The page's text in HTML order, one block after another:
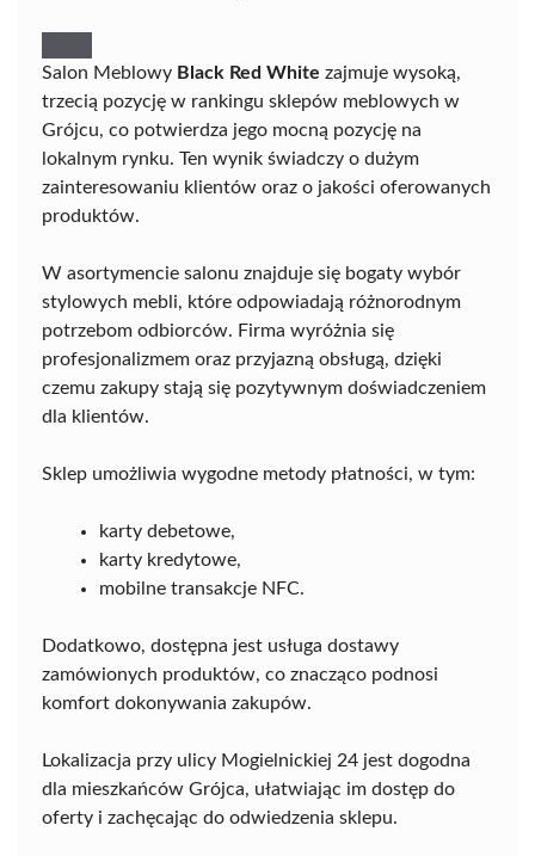
Salon Meblowy Black Red White zajmuje wysoką,
trzecią pozycję w rankingu sklepów meblowych w
Grójcu, co potwierdza jego mocną pozycję na
lokalnym rynku. Ten wynik świadczy o dużym
zainteresowaniu klientów oraz o jakości oferowanych
produktów.
W asortymencie salonu znajduje się bogaty wybór
stylowych mebli, które odpowiadają różnorodnym
potrzebom odbiorców. Firma wyróżnia się
profesjonalizmem oraz przyjazną obsługą, dzięki
czemu zakupy stają się pozytywnym doświadczeniem
dla klientów.
Sklep umożliwia wygodne metody płatności, w tym:
karty debetowe,
karty kredytowe,
mobilne transakcje NFC.
Dodatkowo, dostępna jest usługa dostawy
zamówionych produktów, co znacząco podnosi
komfort dokonywania zakupów.
Lokalizacja przy ulicy Mogielnickiej 24 jest dogodna
dla mieszkańców Grójca, ułatwiając im dostęp do
oferty i zachęcając do odwiedzenia sklepu.